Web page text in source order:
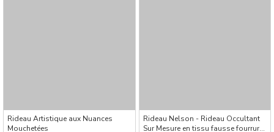
Rideau Artistique aux Nuances
Mouchetées
Rideau Nelson - Rideau Occultant
Sur Mesure en tissu fausse fourrure